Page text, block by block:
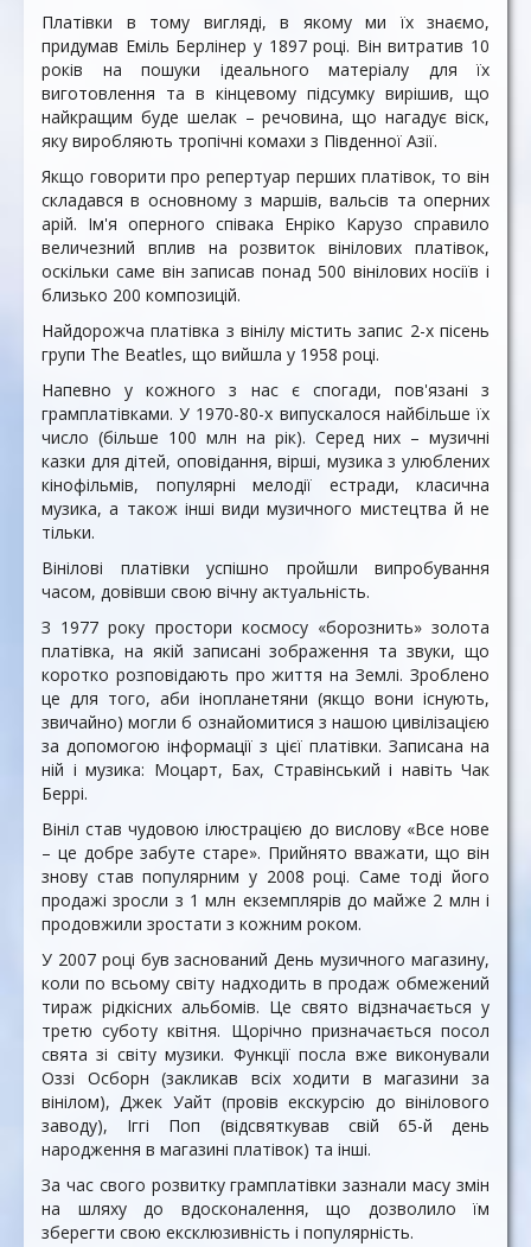
Платівки в тому вигляді, в якому ми їх знаємо,
придумав Еміль Берлінер у 1897 році. Він витратив 10
років на пошуки ідеального матеріалу для їх
виготовлення та в кінцевому підсумку вирішив, що
найкращим буде шелак – речовина, що нагадує віск,
яку виробляють тропічні комахи з Південної Азії.
Якщо говорити про репертуар перших платівок, то він
складався в основному з маршів, вальсів та оперних
арій. Ім'я оперного співака Енріко Карузо справило
величезний вплив на розвиток вінілових платівок,
оскільки саме він записав понад 500 вінілових носіїв і
близько 200 композицій.
Найдорожча платівка з вінілу містить запис 2-х пісень
групи The Beatles, що вийшла у 1958 році.
Напевно у кожного з нас є спогади, пов'язані з
грамплатівками. У 1970-80-х випускалося найбільше їх
число (більше 100 млн на рік). Серед них – музичні
казки для дітей, оповідання, вірші, музика з улюблених
кінофільмів, популярні мелодії естради, класична
музика, а також інші види музичного мистецтва й не
тільки.
Вінілові платівки успішно пройшли випробування
часом, довівши свою вічну актуальність.
З 1977 року простори космосу «борознить» золота
платівка, на якій записані зображення та звуки, що
коротко розповідають про життя на Землі. Зроблено
це для того, аби інопланетяни (якщо вони існують,
звичайно) могли б ознайомитися з нашою цивілізацією
за допомогою інформації з цієї платівки. Записана на
ній і музика: Моцарт, Бах, Стравінський і навіть Чак
Беррі.
Вініл став чудовою ілюстрацією до вислову «Все нове
– це добре забуте старе». Прийнято вважати, що він
знову став популярним у 2008 році. Саме тоді його
продажі зросли з 1 млн екземплярів до майже 2 млн і
продовжили зростати з кожним роком.
У 2007 році був заснований День музичного магазину,
коли по всьому світу надходить в продаж обмежений
тираж рідкісних альбомів. Це свято відзначається у
третю суботу квітня. Щорічно призначається посол
свята зі світу музики. Функції посла вже виконували
Оззі Осборн (закликав всіх ходити в магазини за
вінілом), Джек Уайт (провів екскурсію до вінілового
заводу), Іггі Поп (відсвяткував свій 65-й день
народження в магазині платівок) та інші.
За час свого розвитку грамплатівки зазнали масу змін
на шляху до вдосконалення, що дозволило їм
зберегти свою ексклюзивність і популярність.